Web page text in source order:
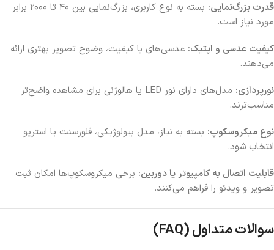
قدرت بزرگ‌نمایی:
بسته به نوع کاربری، بزرگ‌نمایی بین ۴۰ تا ۲۰۰۰ برابر
مورد نیاز است.
کیفیت عدسی و اپتیک: عدسی‌های با کیفیت، وضوح تصویر بهتری ارائه
می‌دهند.
نورپردازی:
مدل‌های دارای نور LED یا هالوژنی برای مشاهده واضح‌تر
مناسب‌ترند.
نوع میکروسکوپ: بسته به نیاز، مدل بیولوژیکی، فلورسنت یا استریو
انتخاب شود.
قابلیت اتصال به کامپیوتر یا دوربین: برخی میکروسکوپ‌ها امکان ثبت
تصویر و ویدئو را فراهم می‌کنند.
سوالات متداول (FAQ)